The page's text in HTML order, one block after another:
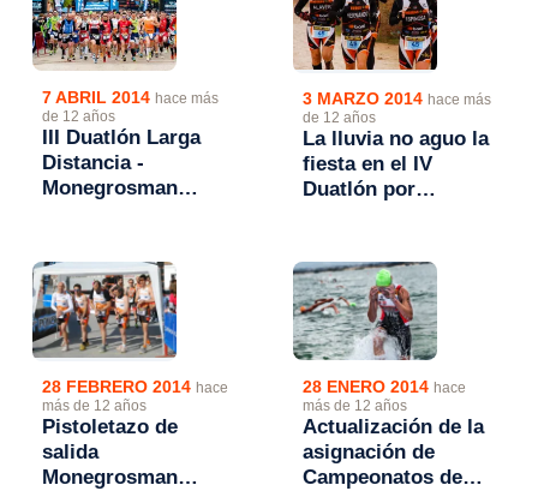
7 ABRIL 2014 hace más
de 12 años
III Duatlón Larga
Distancia -
Monegrosman
Mayo
3 MARZO 2014 hace más
de 12 años
La lluvia no aguo la
fiesta en el IV
Duatlón por
series 2014
28 FEBRERO 2014 hace
más de 12 años
Pistoletazo de
salida
Monegrosman
28 ENERO 2014 hace
más de 12 años
Actualización de la
asignación de
Campeonatos de